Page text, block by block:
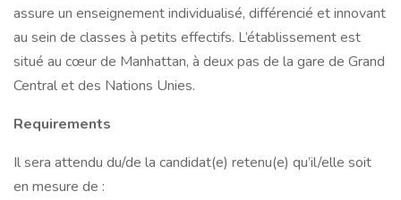
assure un enseignement individualisé, différencié et innovant
au sein de classes à petits effectifs. L’établissement est
situé au cœur de Manhattan, à deux pas de la gare de Grand
Central et des Nations Unies.
Requirements
Il sera attendu du/de la candidat(e) retenu(e) qu’il/elle soit
en mesure de :